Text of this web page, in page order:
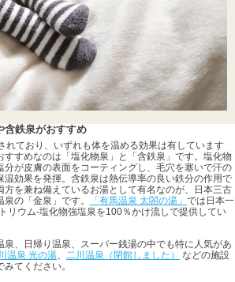
含鉄泉がおすすめ
れており、いずれも体を温める効果は有しています
すめなのは「塩化物泉」と「含鉄泉」です。塩化物
分が皮膚の表面をコーティングし、毛穴を塞いで汗の
温効果を発揮。含鉄泉は熱伝導率の良い鉄分の作用で
方を兼ね備えているお湯として有名なのが、日本三古
の「金泉」です。
「有馬温泉 太閤の湯」 では日本一
リウム-塩化物強塩泉を100％かけ流しで提供してい
、日帰り温泉、スーパー銭湯の中でも特に人気があ
温泉 光の湯、 二川温泉（閉館しました）
などの施設
てください。